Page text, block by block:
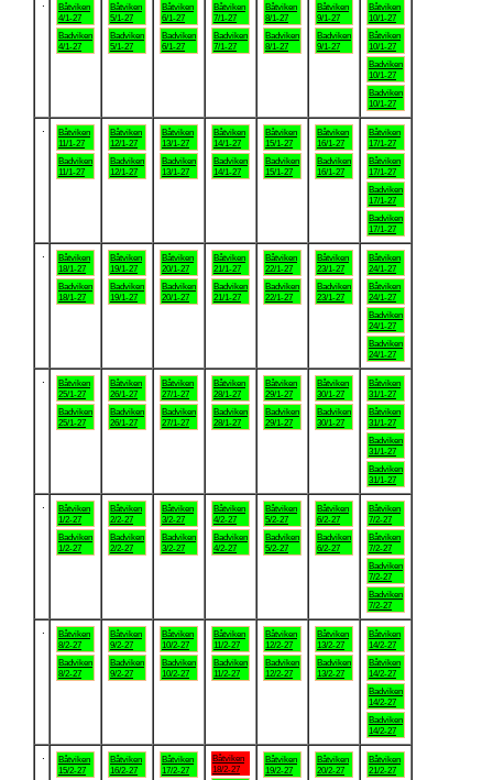
Båtviken
4/1-27
Badviken
4/1-27
Båtviken
5/1-27
Badviken
5/1-27
Båtviken
6/1-27
Badviken
6/1-27
Båtviken
7/1-27
Badviken
7/1-27
Båtviken
8/1-27
Badviken
8/1-27
Båtviken
9/1-27
Badviken
9/1-27
Båtviken
10/1-27
Båtviken
10/1-27
Badviken
10/1-27
Badviken
10/1-27
Båtviken
11/1-27
Badviken
11/1-27
Båtviken
12/1-27
Badviken
12/1-27
Båtviken
13/1-27
Badviken
13/1-27
Båtviken
14/1-27
Badviken
14/1-27
Båtviken
15/1-27
Badviken
15/1-27
Båtviken
16/1-27
Badviken
16/1-27
Båtviken
17/1-27
Båtviken
17/1-27
Badviken
17/1-27
Badviken
17/1-27
Båtviken
18/1-27
Badviken
18/1-27
Båtviken
19/1-27
Badviken
19/1-27
Båtviken
20/1-27
Badviken
20/1-27
Båtviken
21/1-27
Badviken
21/1-27
Båtviken
22/1-27
Badviken
22/1-27
Båtviken
23/1-27
Badviken
23/1-27
Båtviken
24/1-27
Båtviken
24/1-27
Badviken
24/1-27
Badviken
24/1-27
Båtviken
25/1-27
Badviken
25/1-27
Båtviken
26/1-27
Badviken
26/1-27
Båtviken
27/1-27
Badviken
27/1-27
Båtviken
28/1-27
Badviken
28/1-27
Båtviken
29/1-27
Badviken
29/1-27
Båtviken
30/1-27
Badviken
30/1-27
Båtviken
31/1-27
Båtviken
31/1-27
Badviken
31/1-27
Badviken
31/1-27
Båtviken
1/2-27
Badviken
1/2-27
Båtviken
2/2-27
Badviken
2/2-27
Båtviken
3/2-27
Badviken
3/2-27
Båtviken
4/2-27
Badviken
4/2-27
Båtviken
5/2-27
Badviken
5/2-27
Båtviken
6/2-27
Badviken
6/2-27
Båtviken
7/2-27
Båtviken
7/2-27
Badviken
7/2-27
Badviken
7/2-27
Båtviken
8/2-27
Badviken
8/2-27
Båtviken
9/2-27
Badviken
9/2-27
Båtviken
10/2-27
Badviken
10/2-27
Båtviken
11/2-27
Badviken
11/2-27
Båtviken
12/2-27
Badviken
12/2-27
Båtviken
13/2-27
Badviken
13/2-27
Båtviken
14/2-27
Båtviken
14/2-27
Badviken
14/2-27
Badviken
14/2-27
Båtviken
15/2-27
Båtviken
16/2-27
Båtviken
17/2-27
Båtviken
18/2-27
Båtviken
19/2-27
Båtviken
20/2-27
Båtviken
21/2-27